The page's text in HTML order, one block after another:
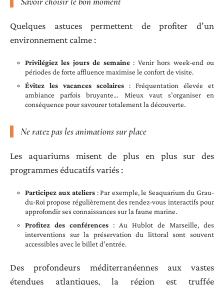
Quelques astuces permettent de profiter d’un
environnement calme :
Privilégiez les jours de semaine: Venir hors week-end ou
périodes de forte affluence maximise le confort de visite.
Évitez les vacances scolaires : Fréquentation élevée et
ambiance parfois bruyante… Mieux vaut s’organiser en
conséquence pour savourer totalement la découverte.
Ne ratez pas les animations sur place
Les aquariums misent de plus en plus sur des
programmes éducatifs variés :
Participez aux ateliers : Par exemple, le Seaquarium du Grau-
du-Roi propose régulièrement des rendez-vous interactifs pour
approfondir ses connaissances sur la faune marine.
Profitez des conférences : Au Hublot de Marseille, des
interventions sur la préservation du littoral sont souvent
accessibles avec le billet d’entrée.
Des profondeurs méditerranéennes aux vastes
étendues atlantiques, la région est truffée